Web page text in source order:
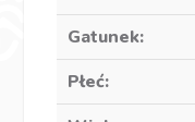
Gatunek:
Płeć: